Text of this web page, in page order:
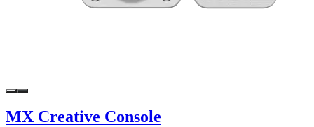
MX Creative Console